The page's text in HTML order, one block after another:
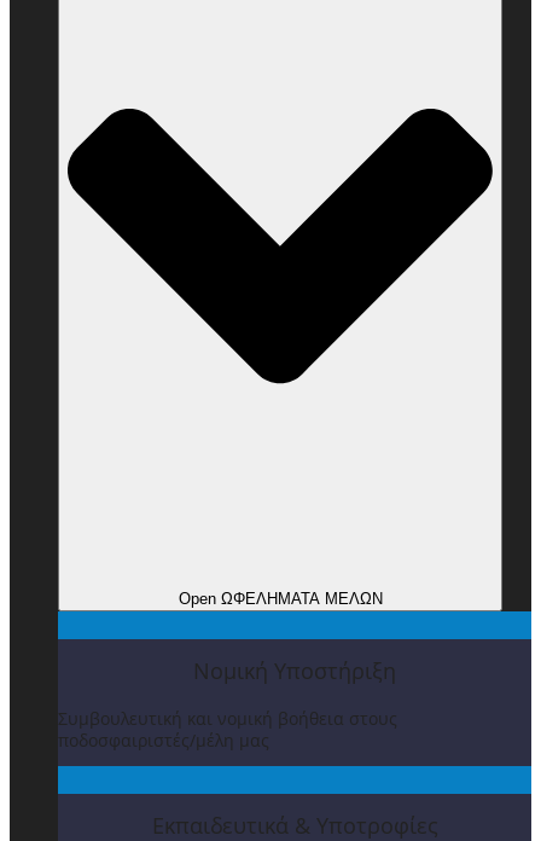
Open ΩΦΕΛΗΜΑΤΑ ΜΕΛΩΝ
Νομική Υποστήριξη
Συμβουλευτική και νομική βοήθεια στους
ποδοσφαιριστές/μέλη μας
Εκπαιδευτικά & Υποτροφίες